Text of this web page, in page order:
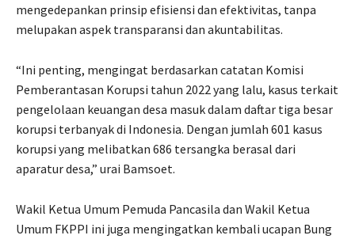
mengedepankan prinsip efisiensi dan efektivitas, tanpa
melupakan aspek transparansi dan akuntabilitas.
“Ini penting, mengingat berdasarkan catatan Komisi
Pemberantasan Korupsi tahun 2022 yang lalu, kasus terkait
pengelolaan keuangan desa masuk dalam daftar tiga besar
korupsi terbanyak di Indonesia. Dengan jumlah 601 kasus
korupsi yang melibatkan 686 tersangka berasal dari
aparatur desa,” urai Bamsoet.
Wakil Ketua Umum Pemuda Pancasila dan Wakil Ketua
Umum FKPPI ini juga mengingatkan kembali ucapan Bung